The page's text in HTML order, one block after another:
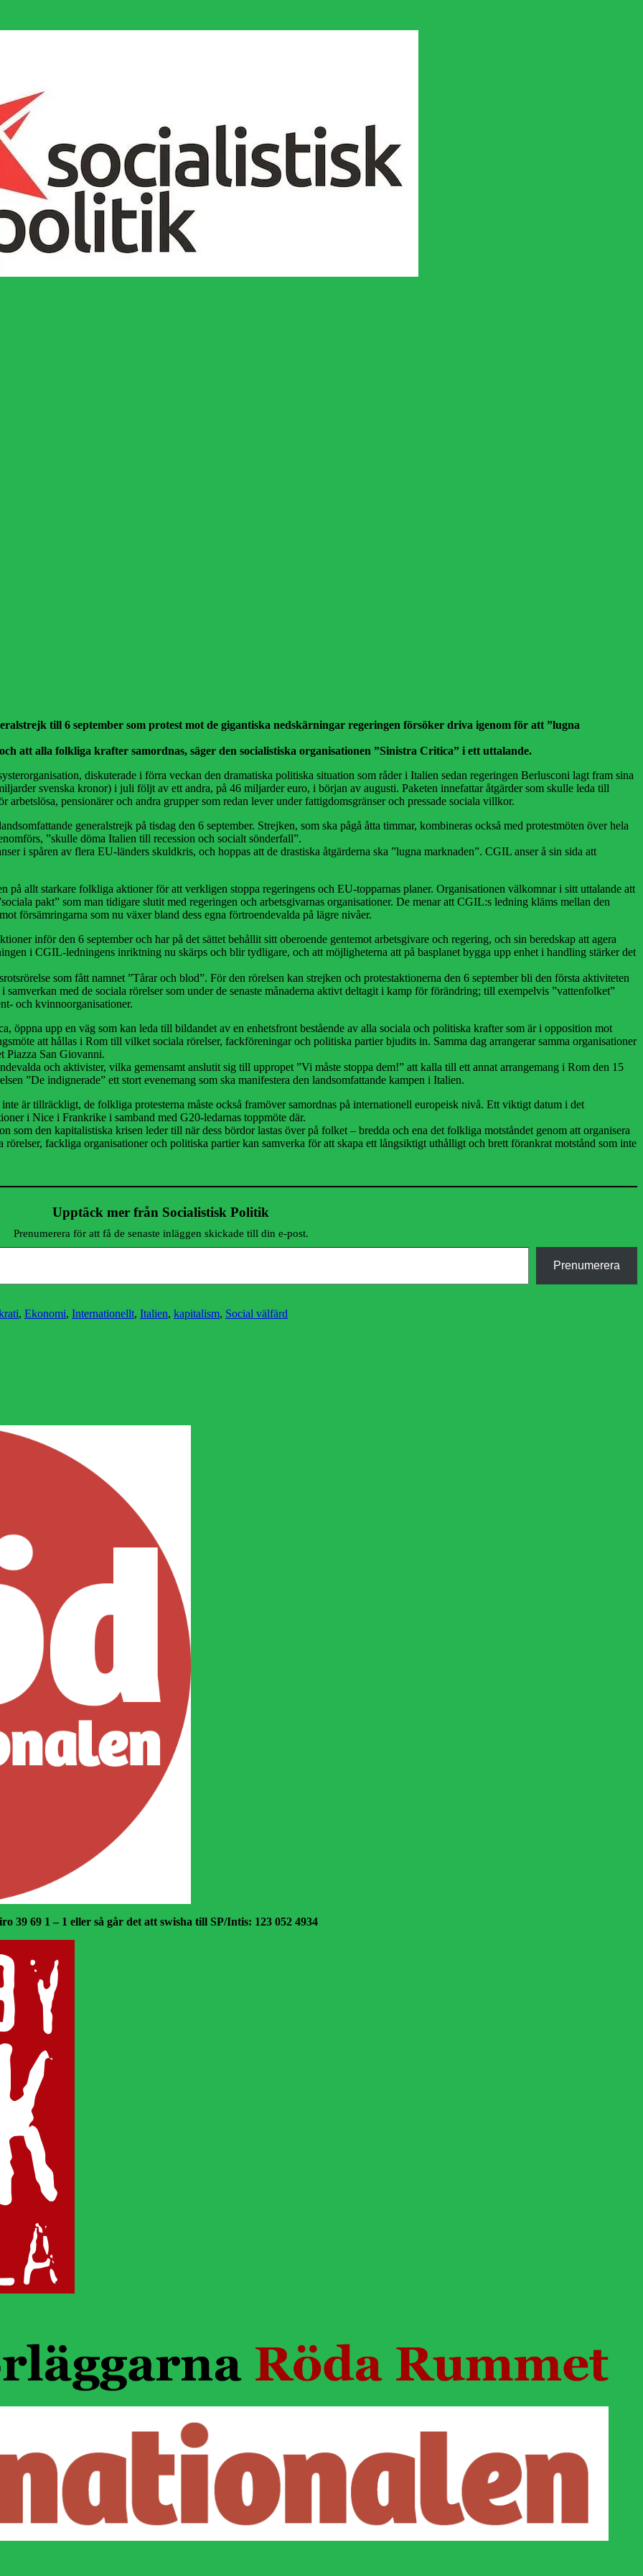
till 6 september som protest mot de gigantiska nedskärningar regeringen försöker driva igenom för att ”lugna
att alla folkliga krafter samordnas, säger den socialistiska organisationen ”Sinistra Critica” i ett uttalande.
diskuterade i förra veckan den dramatiska politiska situation som råder i Italien sedan regeringen Berlusconi lagt fram sina
svenska kronor) i juli följt av ett andra, på 46 miljarder euro, i början av augusti. Paketen innefattar åtgärder som skulle leda till
pensionärer och andra grupper som redan lever under fattigdomsgränser och pressade sociala villkor.
generalstrejk på tisdag den 6 september. Strejken, som ska pågå åtta timmar, kombineras också med protestmöten över hela
”skulle döma Italien till recession och socialt sönderfall”.
i spåren av flera EU-länders skuldkris, och hoppas att de drastiska åtgärderna ska ”lugna marknaden”. CGIL anser å sin sida att
på allt starkare folkliga aktioner för att verkligen stoppa regeringens och EU-topparnas planer. Organisationen välkomnar i sitt uttalande att
pakt” som man tidigare slutit med regeringen och arbetsgivarnas organisationer. De menar att CGIL:s ledning kläms mellan den
försämringarna som nu växer bland dess egna förtroendevalda på lägre nivåer.
inför den 6 september och har på det sättet behållit sitt oberoende gentemot arbetsgivare och regering, och sin beredskap att agera
i CGIL-ledningens inriktning nu skärps och blir tydligare, och att möjligheterna att på basplanet bygga upp enhet i handling stärker det
som fått namnet ”Tårar och blod”. För den rörelsen kan strejken och protestaktionerna den 6 september bli den första aktiviteten
med de sociala rörelser som under de senaste månaderna aktivt deltagit i kamp för förändring; till exempelvis ”vattenfolket”
och kvinnoorganisationer.
öppna upp en väg som kan leda till bildandet av en enhetsfront bestående av alla sociala och politiska krafter som är i opposition mot
att hållas i Rom till vilket sociala rörelser, fackföreningar och politiska partier bjudits in. Samma dag arrangerar samma organisationer
Piazza San Giovanni.
och aktivister, vilka gemensamt anslutit sig till uppropet ”Vi måste stoppa dem!” att kalla till ett annat arrangemang i Rom den 15
”De indignerade” ett stort evenemang som ska manifestera den landsomfattande kampen i Italien.
är tillräckligt, de folkliga protesterna måste också framöver samordnas på internationell europeisk nivå. Ett viktigt datum i det
i Nice i Frankrike i samband med G20-ledarnas toppmöte där.
som den kapitalistiska krisen leder till när dess bördor lastas över på folket – bredda och ena det folkliga motståndet genom att organisera
fackliga organisationer och politiska partier kan samverka för att skapa ett långsiktigt uthålligt och brett förankrat motstånd som inte
Upptäck mer från Socialistisk Politik
Prenumerera för att få de senaste inläggen skickade till din e-post.
Prenumerera
, Ekonomi, Internationellt, Italien, kapitalism, Social välfärd
69 1 – 1 eller så går det att swisha till SP/Intis: 123 052 4934